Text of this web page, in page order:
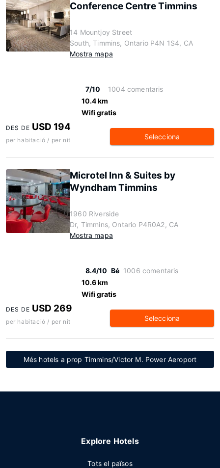
Conference Centre Timmins
14 Mountjoy Street
South, Timmins, Ontario P4N 1S4, CA
Mostra mapa
7/10
1004 comentaris
10.4 km
Wifi gratis
DES DE USD 194
per habitació / per nit Selecciona
Microtel Inn & Suites by
Wyndham Timmins
1960 Riverside
Dr, Timmins, Ontario P4R0A2, CA
Mostra mapa
8.4/10 Bé 1006 comentaris
10.6 km
Wifi gratis
DES DE USD 269
per habitació / per nit Selecciona
Més hotels a prop Timmins/Victor M. Power Aeroport
Explore Hotels
Tots el països